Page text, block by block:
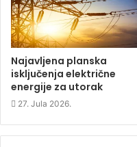
w
)
) w
)
Najavljena planska
isključenja električne
energije za utorak
27. Jula 2026.